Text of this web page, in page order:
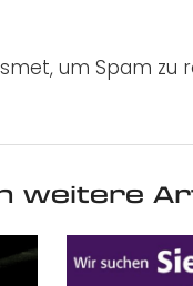
um Spam zu
weitere